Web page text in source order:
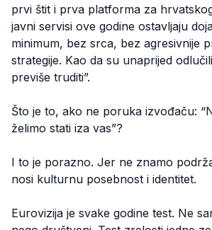
prvi štit i prva platforma za
javni servisi ove godine ostavljaju
minimum, bez srca, bez agresivnije
strategije. Kao da su unaprijed
previše truditi”.
Što je to, ako ne poruka izvođaču:
želimo stati iza vas”?
I to je porazno. Jer ne znamo
nosi kulturnu posebnost i identitet.
Eurovizija je svake godine test. Ne